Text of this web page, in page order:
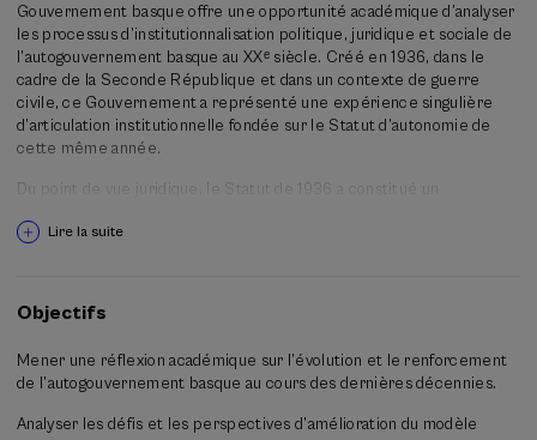
Gouvernement basque offre une opportunité académique d’analyser
les processus d’institutionnalisation politique, juridique et sociale de
l’autogouvernement basque au XXᵉ siècle. Créé en 1936, dans le
cadre de la Seconde République et dans un contexte de guerre
civile, ce Gouvernement a représenté une expérience singulière
d’articulation institutionnelle fondée sur le Statut d’autonomie de
cette même année.
Du point de vue juridique, le Statut de 1936 a constitué un
décentralisation politique au sein d’un État constitutionnel, anticipant
d’examiner les tensions entre constitutionnalisme, pluralisme
territorial et exercice effectif des compétences dans des contextes
Du point de vue historico-institutionnel, le premier Gouvernement
structures administratives et des politiques publiques de base dans
Lire la suite
Objectifs
Mener une réflexion académique sur l’évolution et le renforcement
de l’autogouvernement basque au cours des dernières décennies.
Analyser les défis et les perspectives d’amélioration du modèle